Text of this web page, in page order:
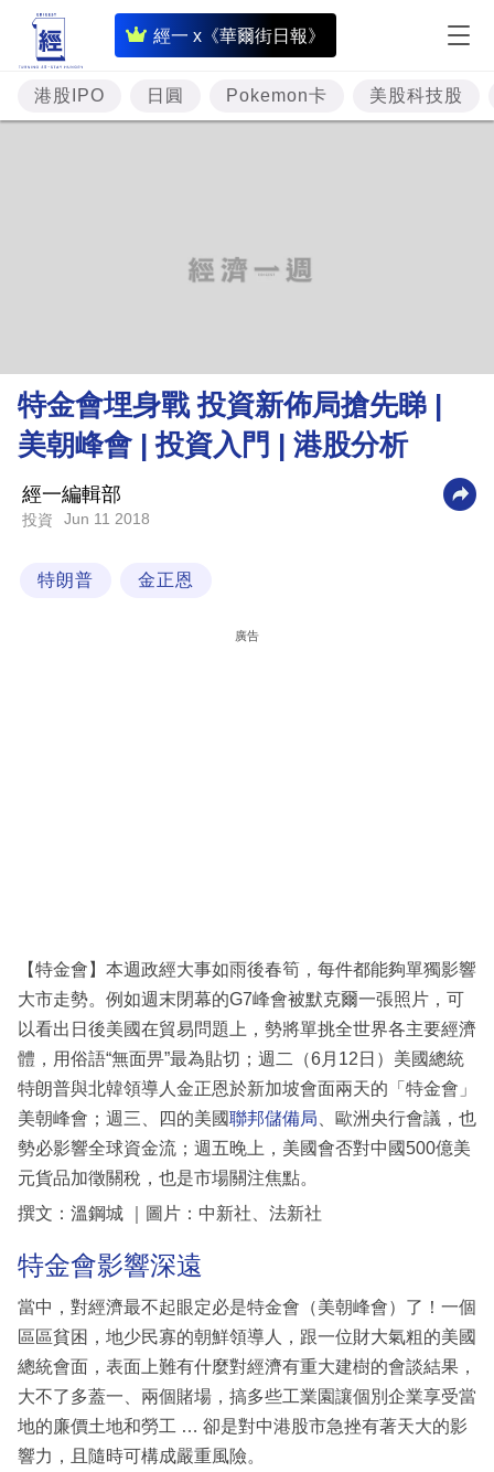
經一 x《華爾街日報》
即
時
財
經
理
財
科
區
港股IPO 日圓 Pokemon卡 美股科技股
特金會埋身戰 投資新佈局搶先睇 |
美朝峰會 | 投資入門 | 港股分析
經一編輯部
投資 Jun 11 2018
特朗普 金正恩
廣告
【特金會】本週政經大事如雨後春筍，每件都能夠單獨影響
大市走勢。例如週末閉幕的G7峰會被默克爾一張照片，可
以看出日後美國在貿易問題上，勢將單挑全世界各主要經濟
體，用俗語“無面畀”最為貼切；週二（6月12日）美國總統
特朗普與北韓領導人金正恩於新加坡會面兩天的「特金會」
美朝峰會；週三、四的美國聯邦儲備局 、歐洲央行會議，也
勢必影響全球資金流；週五晚上，美國會否對中國500億美
元貨品加徵關稅，也是市場關注焦點。
撰文：溫鋼城 ｜圖片：中新社、法新社
特金會影響深遠
當中，對經濟最不起眼定必是特金會（美朝峰會）了！一個
區區貧困，地少民寡的朝鮮領導人，跟一位財大氣粗的美國
總統會面，表面上難有什麼對經濟有重大建樹的會談結果，
大不了多蓋一、兩個賭場，搞多些工業園讓個別企業享受當
地的廉價土地和勞工 … 卻是對中港股市急挫有著天大的影
響力，且隨時可構成嚴重風險。